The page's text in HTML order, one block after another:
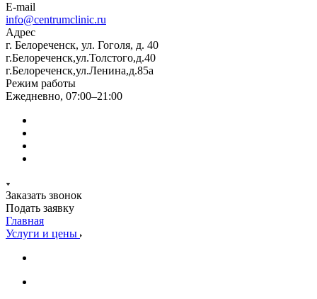
E-mail
info@centrumclinic.ru
Адрес
г. Белореченск, ул. Гоголя, д. 40
г.Белореченск,ул.Толстого,д.40
г.Белореченск,ул.Ленина,д.85а
Режим работы
Ежедневно, 07:00–21:00
Заказать звонок
Подать заявку
Главная
Услуги и цены